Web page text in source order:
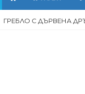
ГРЕБЛО С ДЪРВЕНА